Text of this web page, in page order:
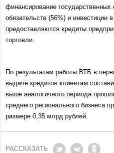
финансирование
обязательств (56%) и инвестиции
предоставляются кредиты
торговли.
По результатам работы ВТБ в
выдаче кредитов клиентам
выше аналогичного периода
среднего регионального бизнеса
размере 0,35 млрд рублей.
РАССКАЗАТЬ